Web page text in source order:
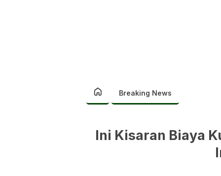
Breaking News
Ini Kisaran Biaya